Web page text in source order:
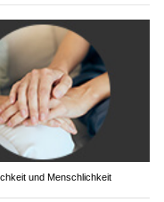
und Menschlichkeit